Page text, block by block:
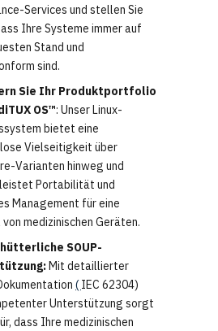
Services und stellen Sie
Ihre Systeme immer auf
Stand und
sind.
Sie Ihr Produktportfolio
OS™: Unser Linux-
bietet eine
Vielseitigkeit über
Varianten hinweg und
Portabilität und
Management für eine
medizinischen Geräten.
SOUP-
Mit detaillierter
(IEC 62304)
Unterstützung sorgt
dass Ihre medizinischen